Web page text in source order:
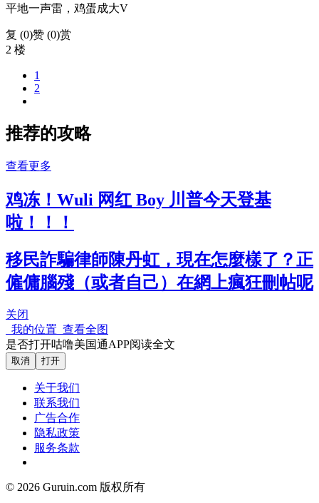
平地一声雷，鸡蛋成大V
复 (0)赞 (0)赏
2 楼
1
2
推荐的攻略
查看更多
鸡冻！Wuli 网红 Boy 川普今天登基
啦！！！
移民詐騙律師陳丹虹，現在怎麼樣了？正
僱傭腦殘（或者自己）在網上瘋狂刪帖呢
关闭
我的位置 查看全图
是否打开咕噜美国通APP阅读全文
取消 打开
关于我们
联系我们
广告合作
隐私政策
服务条款
© 2026 Guruin.com 版权所有